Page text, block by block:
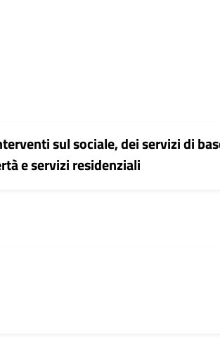
sul sociale, dei servizi di
e servizi residenziali